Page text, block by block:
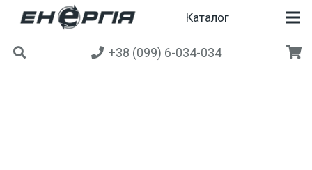
Каталог
+38 (099) 6-034-034